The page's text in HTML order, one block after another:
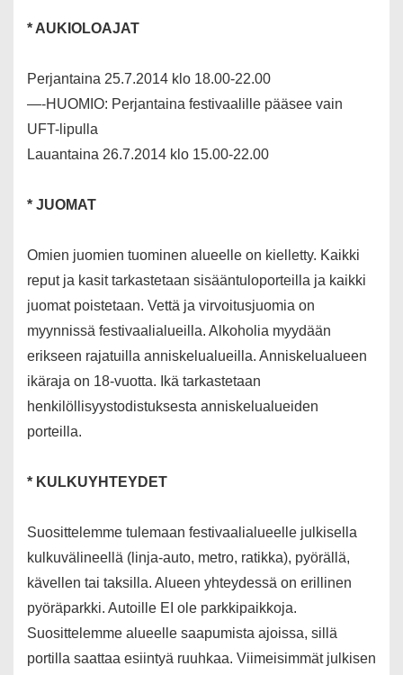
* AUKIOLOAJAT
Perjantaina 25.7.2014 klo 18.00-22.00
—-HUOMIO: Perjantaina festivaalille pääsee vain
UFT-lipulla
Lauantaina 26.7.2014 klo 15.00-22.00
* JUOMAT
Omien juomien tuominen alueelle on kielletty. Kaikki
reput ja kasit tarkastetaan sisääntuloporteilla ja kaikki
juomat poistetaan. Vettä ja virvoitusjuomia on
myynnissä festivaalialueilla. Alkoholia myydään
erikseen rajatuilla anniskelualueilla. Anniskelualueen
ikäraja on 18-vuotta. Ikä tarkastetaan
henkilöllisyystodistuksesta anniskelualueiden
porteilla.
* KULKUYHTEYDET
Suosittelemme tulemaan festivaalialueelle julkisella
kulkuvälineellä (linja-auto, metro, ratikka), pyörällä,
kävellen tai taksilla. Alueen yhteydessä on erillinen
pyöräparkki. Autoille EI ole parkkipaikkoja.
Suosittelemme alueelle saapumista ajoissa, sillä
portilla saattaa esiintyä ruuhkaa. Viimeisimmät julkisen